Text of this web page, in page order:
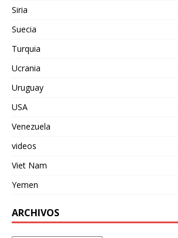
Siria
Suecia
Turquia
Ucrania
Uruguay
USA
Venezuela
videos
Viet Nam
Yemen
ARCHIVOS